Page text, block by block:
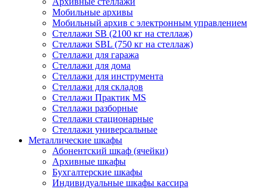
Мобильные архивы
Мобильный архив с электронным управлением
Стеллажи SB (2100 кг на стеллаж)
Стеллажи SBL (750 кг на стеллаж)
Стеллажи для гаража
Стеллажи для дома
Стеллажи для инструмента
Стеллажи для складов
Стеллажи Практик MS
Стеллажи разборные
Стеллажи стационарные
Стеллажи универсальные
Металлические шкафы
Абонентский шкаф (ячейки)
Архивные шкафы
Бухгалтерские шкафы
Индивидуальные шкафы кассира